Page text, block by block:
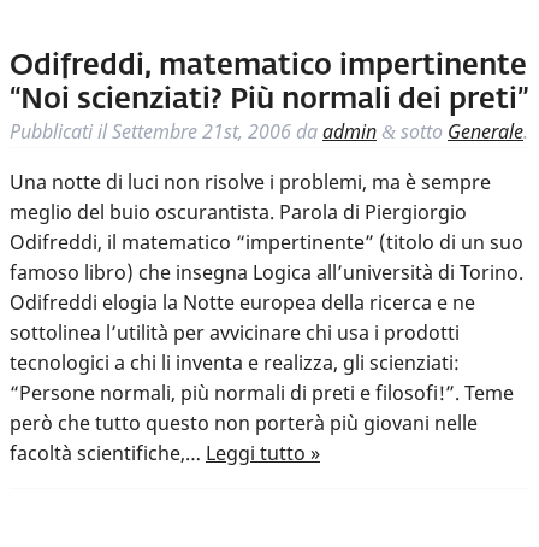
Odifreddi, matematico impertinente
“Noi scienziati? Più normali dei preti”
Pubblicati ilSettembre 21st, 2006 daadmin & sotto Generale.
Una notte di luci non risolve i problemi, ma è sempre
meglio del buio oscurantista. Parola di Piergiorgio
Odifreddi, il matematico “impertinente” (titolo di un suo
famoso libro) che insegna Logica all’università di Torino.
Odifreddi elogia la Notte europea della ricerca e ne
sottolinea l’utilità per avvicinare chi usa i prodotti
tecnologici a chi li inventa e realizza, gli scienziati:
“Persone normali, più normali di preti e filosofi!”. Teme
però che tutto questo non porterà più giovani nelle
facoltà scientifiche,… Leggi tutto »